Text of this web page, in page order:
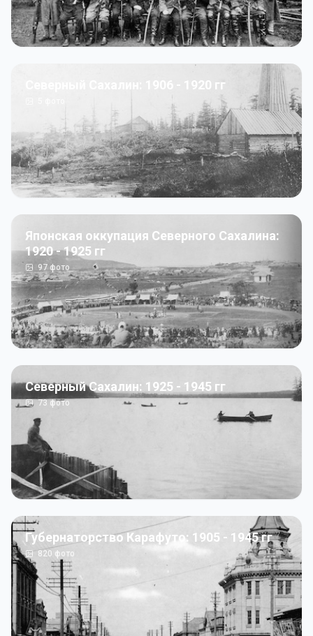
Северный Сахалин: 1906 - 1920 гг
Японская оккупация Северного Сахалина:
1920 - 1925 гг
97 фото
Северный Сахалин: 1925 - 1945 гг
73фото
Губернаторство Карафуто: 1905 - 1945 гг
820 фото